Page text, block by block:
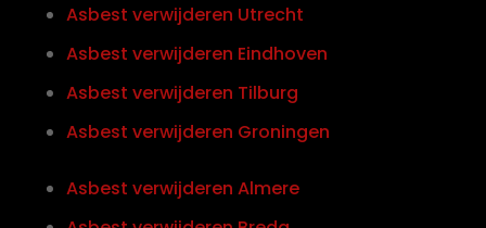
Asbest verwijderen Utrecht
Asbest verwijderen Eindhoven
Asbest verwijderen Tilburg
Asbest verwijderen Groningen
Asbest verwijderen Almere